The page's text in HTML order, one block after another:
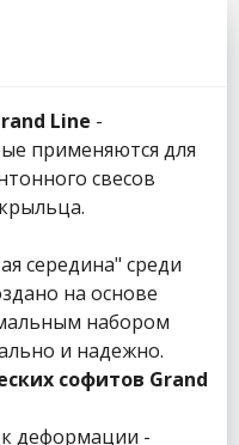
Line -
применяются для
свесов
середина" среди
на основе
набором
и надежно.
софитов Grand
к деформации -